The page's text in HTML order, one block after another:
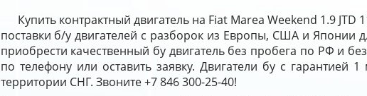
Купить контрактный двигатель на Fiat Marea Weekend 1.9
поставки б/у двигателей с разборок из Европы, США и Японии
приобрести качественный бу двигатель без пробега по РФ и
по телефону или оставить заявку. Двигатели бу с гарантией
территории СНГ. Звоните +7 846 300-25-40!